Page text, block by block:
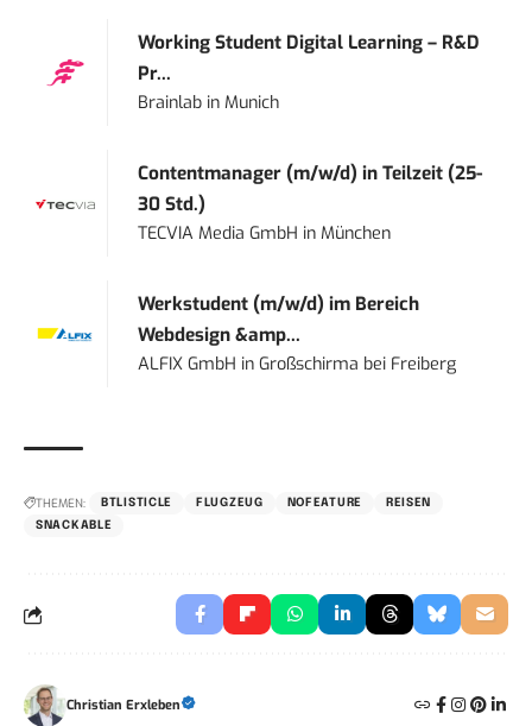
Working Student Digital Learning – R&D
Pr...
Brainlab inMunich
Contentmanager (m/w/d) in Teilzeit (25-
30 Std.)
TECVIA Media GmbH inMünchen
Werkstudent (m/w/d) im Bereich
Webdesign &amp...
ALFIX GmbH inGroßschirma bei Freiberg
THEMEN: BTLISTICLE FLUGZEUG NOFEATURE
REISEN
SNACKABLE
Christian Erxleben